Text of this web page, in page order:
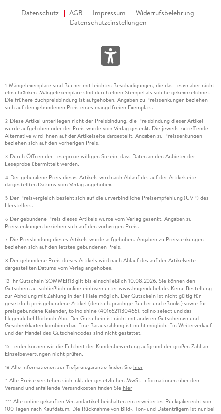
Datenschutz AGB Impressum
Widerrufsbelehrung
Datenschutzeinstellungen
1 Mängelexemplare sind Bücher mit leichten Beschädigungen, die das Lesen aber nicht
einschränken. Mängelexemplare sind durch einen Stempel als solche gekennzeichnet.
Die frühere Buchpreisbindung ist aufgehoben. Angaben zu Preissenkungen beziehen
sich auf den gebundenen Preis eines mangelfreien Exemplars.
2 Diese Artikel unterliegen nicht der Preisbindung, die Preisbindung dieser Artikel
wurde aufgehoben oder der Preis wurde vom Verlag gesenkt. Die jeweils zutreffende
Alternative wird Ihnen auf der Artikelseite dargestellt. Angaben zu Preissenkungen
beziehen sich auf den vorherigen Preis.
3 Durch Öffnen der Leseprobe willigen Sie ein, dass Daten an den Anbieter der
Leseprobe übermittelt werden.
4 Der gebundene Preis dieses Artikels wird nach Ablauf des auf der Artikelseite
dargestellten Datums vom Verlag angehoben.
5 Der Preisvergleich bezieht sich auf die unverbindliche Preisempfehlung (UVP) des
Herstellers.
6 Der gebundene Preis dieses Artikels wurde vom Verlag gesenkt. Angaben zu
Preissenkungen beziehen sich auf den vorherigen Preis.
7 Die Preisbindung dieses Artikels wurde aufgehoben. Angaben zu Preissenkungen
beziehen sich auf den letzten gebundenen Preis.
8 Der gebundene Preis dieses Artikels wird nach Ablauf des auf der Artikelseite
dargestellten Datums vom Verlag angehoben.
12 Ihr Gutschein SOMMER13 gilt bis einschließlich 10.08.2026. Sie können den
Gutschein ausschließlich online einlösen unter www.hugendubel.de. Keine Bestellung
zur Abholung mit Zahlung in der Filiale möglich. Der Gutschein ist nicht gültig für
gesetzlich preisgebundene Artikel (deutschsprachige Bücher und eBooks) sowie für
preisgebundene Kalender, tolino shine (4016621130466), tolino select und das
Hugendubel Hörbuch Abo. Der Gutschein ist nicht mit anderen Gutscheinen und
Geschenkkarten kombinierbar. Eine Barauszahlung ist nicht möglich. Ein Weiterverkauf
und der Handel des Gutscheincodes sind nicht gestattet.
15 Leider können wir die Echtheit der Kundenbewertung aufgrund der großen Zahl an
Einzelbewertungen nicht prüfen.
16 Alle Informationen zur Tiefpreisgarantie finden Sie hier
* Alle Preise verstehen sich inkl. der gesetzlichen MwSt. Informationen über den
Versand und anfallende Versandkosten finden Sie hier
*** Alle online gekauften Versandartikel beinhalten ein erweitertes Rückgaberecht von
100 Tagen nach Kaufdatum. Die Rücknahme von Bild-, Ton- und Datenträgern ist nur bei